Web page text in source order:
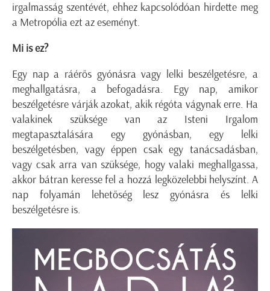
irgalmasság szentévét, ehhez kapcsolódóan hirdette meg
a Metropólia ezt az eseményt.
Mi is ez?
Egy nap a ráérős gyónásra vagy lelki beszélgetésre, a
meghallgatásra, a befogadásra. Egy nap, amikor
beszélgetésre várják azokat, akik régóta vágynak erre. Ha
valakinek szüksége van az Isteni Irgalom
megtapasztalására egy gyónásban, egy lelki
beszélgetésben, vagy éppen csak egy tanácsadásban,
vagy csak arra van szüksége, hogy valaki meghallgassa,
akkor bátran keresse fel a hozzá legközelebbi helyszínt. A
nap folyamán lehetőség lesz gyónásra és lelki
beszélgetésre is.